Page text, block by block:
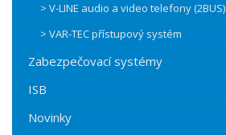
> V-LINE audio a video telefony (2BUS)
> VAR-TEC přístupový systém
Zabezpečovací systémy
ISB
Novinky